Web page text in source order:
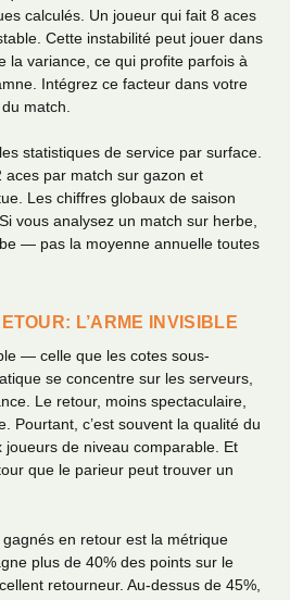
calculés. Un joueur qui fait 8 aces
Cette instabilité peut jouer dans
la variance, ce qui profite parfois à
Intégrez ce facteur dans votre
match.
statistiques de service par surface.
aces par match sur gazon et
Les chiffres globaux de saison
vous analysez un match sur herbe,
— pas la moyenne annuelle toutes
L’ARME INVISIBLE
— celle que les cotes sous-
se concentre sur les serveurs,
Le retour, moins spectaculaire,
Pourtant, c’est souvent la qualité du
de niveau comparable. Et
que le parieur peut trouver un
en retour est la métrique
plus de 40% des points sur le
retourneur. Au-dessus de 45%,